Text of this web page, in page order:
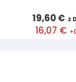
19,60 €
16,07 €